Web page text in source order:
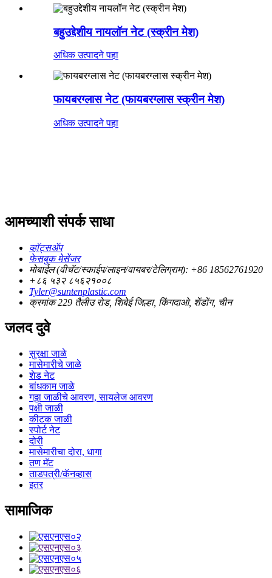
बहुउद्देशीय नायलॉन नेट (स्क्रीन मेश)
अधिक उत्पादने पहा
फायबरग्लास नेट (फायबरग्लास स्क्रीन मेश)
अधिक उत्पादने पहा
आमच्याशी संपर्क साधा
व्हॉट्सॲप
फेसबुक मेसेंजर
मोबाईल (वीचॅट/स्काईप/लाइन/वायबर/टेलिग्राम): +86 18562761920
+८६ ५३२ ८५६२१००८
Tyler@suntenplastic.com
क्रमांक 229 तैलीउ रोड, शिबेई जिल्हा, किंगदाओ, शेंडोंग, चीन
जलद दुवे
सुरक्षा जाळे
मासेमारीचे जाळे
शेड नेट
बांधकाम जाळे
गठ्ठा जाळीचे आवरण, सायलेज आवरण
पक्षी जाळी
कीटक जाळी
स्पोर्ट नेट
दोरी
मासेमारीचा दोरा, धागा
तण मॅट
ताडपत्री/कॅनव्हास
इतर
सामाजिक